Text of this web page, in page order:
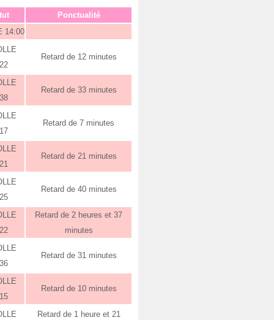
Ponctualité
14:00
Retard de 12 minutes
Retard de 33 minutes
Retard de 7 minutes
Retard de 21 minutes
Retard de 40 minutes
Retard de 2 heures et 37
minutes
Retard de 31 minutes
Retard de 10 minutes
Retard de 1 heure et 21